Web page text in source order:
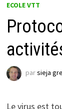
ECOLE VTT
parsieja
Le virus est